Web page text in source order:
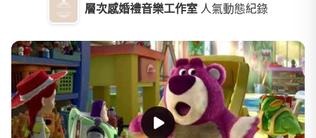
層次感婚禮音樂工作室 人氣動態紀錄